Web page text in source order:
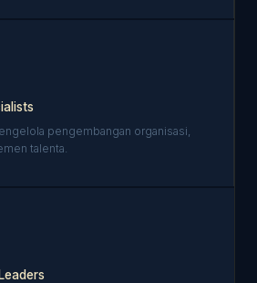
pengembangan organisasi,
talenta.